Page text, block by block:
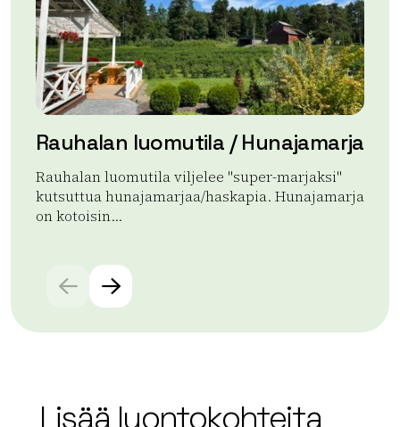
Rauhalan luomutila / Hunajamarja
Rauhalan luomutila viljelee "super-marjaksi"
kutsuttua hunajamarjaa/haskapia. Hunajamarja
on kotoisin...
Lisää luontokohteita